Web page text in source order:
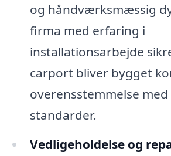
og håndværksmæssig
firma med erfaring i
installationsarbejde
carport bliver bygget
overensstemmelse
standarder.
Vedligeholdelse og